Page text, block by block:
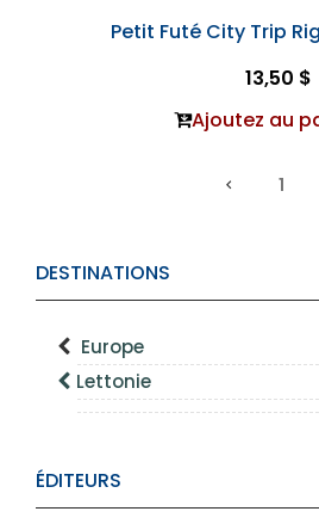
DESTINATIONS
Europe
Lettonie
ÉDITEURS
Petit Futé City Trip
13,50 $
Ajoutez au
1